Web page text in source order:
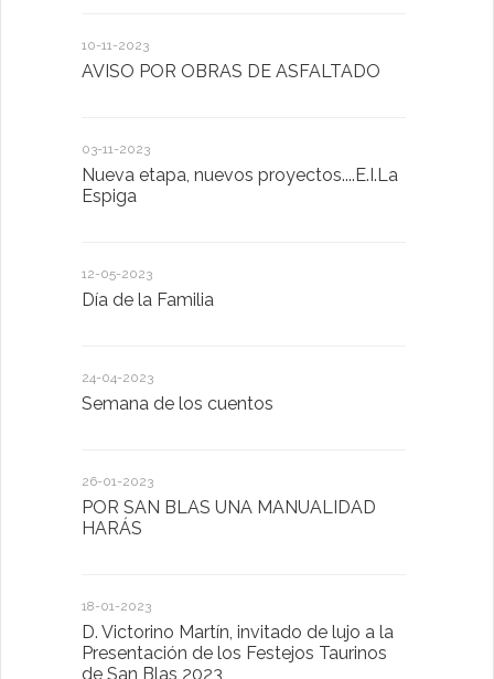
10-11-2023
AVISO POR OBRAS DE ASFALTADO
03-11-2023
Nueva etapa, nuevos proyectos....E.I.La
Espiga
12-05-2023
Día de la Familia
24-04-2023
Semana de los cuentos
26-01-2023
POR SAN BLAS UNA MANUALIDAD
HARÁS
18-01-2023
D. Victorino Martín, invitado de lujo a la
Presentación de los Festejos Taurinos
de San Blas 2023